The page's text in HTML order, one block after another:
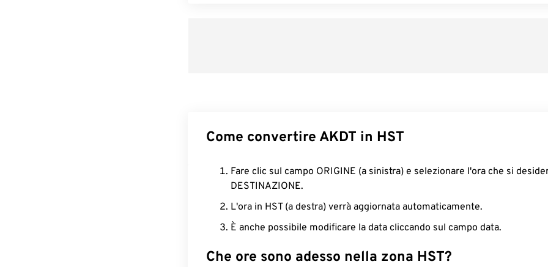
Come convertire AKDT in HST
Fare clic sul campo ORIGINE (a sinistra) e selezionare l'ora che si
DESTINAZIONE.
L'ora in HST (a destra) verrà aggiornata automaticamente.
È anche possibile modificare la data cliccando sul campo data.
Che ore sono adesso nella zona HST?